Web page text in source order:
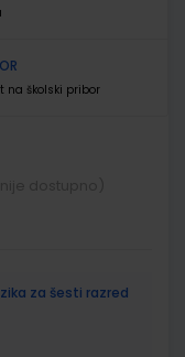
na školski pribor
za šesti razred